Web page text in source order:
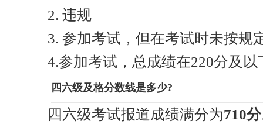
2. 违规
3. 参加考试，但在考试时未按规
4.参加考试，总成绩在220分及以
四六级及格分数线是多少?
四六级考试报道成绩满分为710